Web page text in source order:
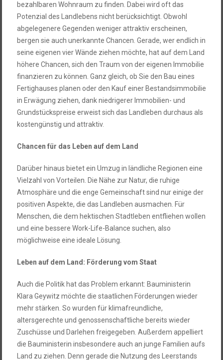
bezahlbaren Wohnraum zu finden. Dabei wird oft das
Potenzial des Landlebens nicht berücksichtigt. Obwohl
abgelegenere Gegenden weniger attraktiv erscheinen,
bergen sie auch unerkannte Chancen. Gerade, wer endlich in
seine eigenen vier Wände ziehen möchte, hat auf dem Land
höhere Chancen, sich den Traum von der eigenen Immobilie
finanzieren zu können. Ganz gleich, ob Sie den Bau eines
Fertighauses planen oder den Kauf einer Bestandsimmobilie
in Erwägung ziehen, dank niedrigerer Immobilien- und
Grundstückspreise erweist sich das Landleben durchaus als
kostengünstig und attraktiv.
Chancen für das Leben auf dem Land
Darüber hinaus bietet ein Umzug in ländliche Regionen eine
Vielzahl von Vorteilen. Die Nähe zur Natur, die ruhige
Atmosphäre und die enge Gemeinschaft sind nur einige der
positiven Aspekte, die das Landleben ausmachen. Für
Menschen, die dem hektischen Stadtleben entfliehen wollen
und eine bessere Work-Life-Balance suchen, also
möglichweise eine ideale Lösung.
Leben auf dem Land: Förderung vom Staat
Auch die Politik hat das Problem erkannt: Bauministerin
Klara Geywitz möchte die staatlichen Förderungen wieder
mehr stärken. So wurden für klimafreundliche,
altersgerechte und genossenschaftliche bereits wieder
Zuschüsse und Darlehen freigegeben. Außerdem appelliert
die Bauministerin insbesondere auch an junge Familien aufs
Land zu ziehen. Denn gerade die Nutzung des Leerstands